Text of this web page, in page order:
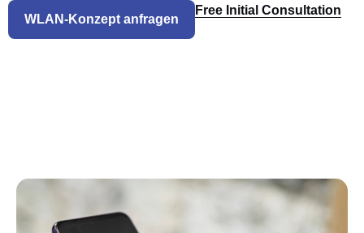
WLAN-Konzept anfragen
Free Initial Consultation